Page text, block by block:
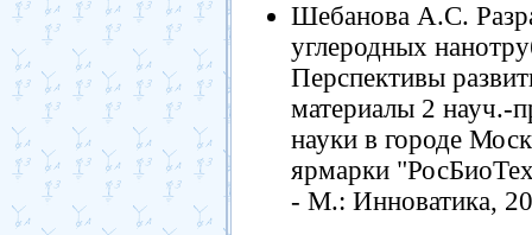
Шебанова А.С.
углеродных
Перспективы
материалы 2 науч.-
науки в городе
ярмарки
- М.: Инноватика,